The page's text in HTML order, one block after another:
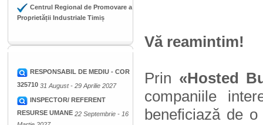
Centrul Regional de Promovare a
Proprietății Industriale Timiș
RESPONSABIL DE MEDIU - COR
325710 31 August - 29 Aprilie 2027
INSPECTOR/ REFERENT
RESURSE UMANE 22 Septembrie - 16
Vă reamintim!
Prin «Hosted
companiile
beneficiază de